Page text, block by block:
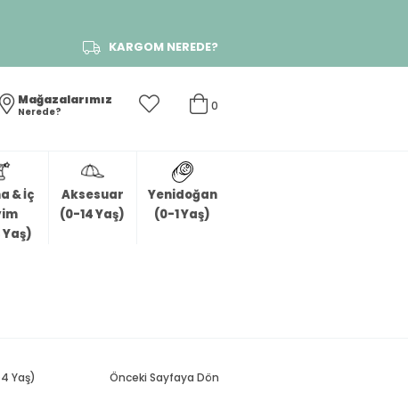
KARGOM NEREDE?
0
Mağazalarımız
Nerede?
& İç
Yaş)
Aksesuar
(0-14 Yaş)
Yenidoğan
(0-1 Yaş)
Yaş) Önceki Sayfaya Dön